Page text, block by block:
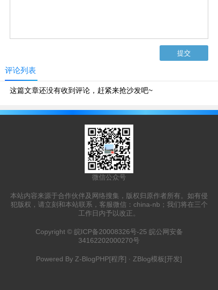
评论列表
这篇文章还没有收到评论，赶紧来抢沙发吧~
微信公众号
本站内容来源于合作伙伴及网络搜集，版权归原作者所有。如有侵
犯版权，请立刻和本站联系，客服微信：china-nb；我们将在三个
工作日内予以改正。
Copyright © 皖ICP备20008326号-25 皖公网安备
34162202000270号
Powered By Z-BlogPHP[程序] · ZBlog模板[开发]